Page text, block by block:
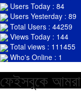
Users Today : 84
Users Yesterday : 89
Total Users : 44259
Views Today : 144
Total views : 111455
Who's Online : 1
ফেইসবুকে আমরা